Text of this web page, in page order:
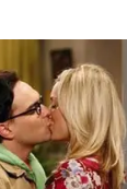
no Dia das
3 de maio